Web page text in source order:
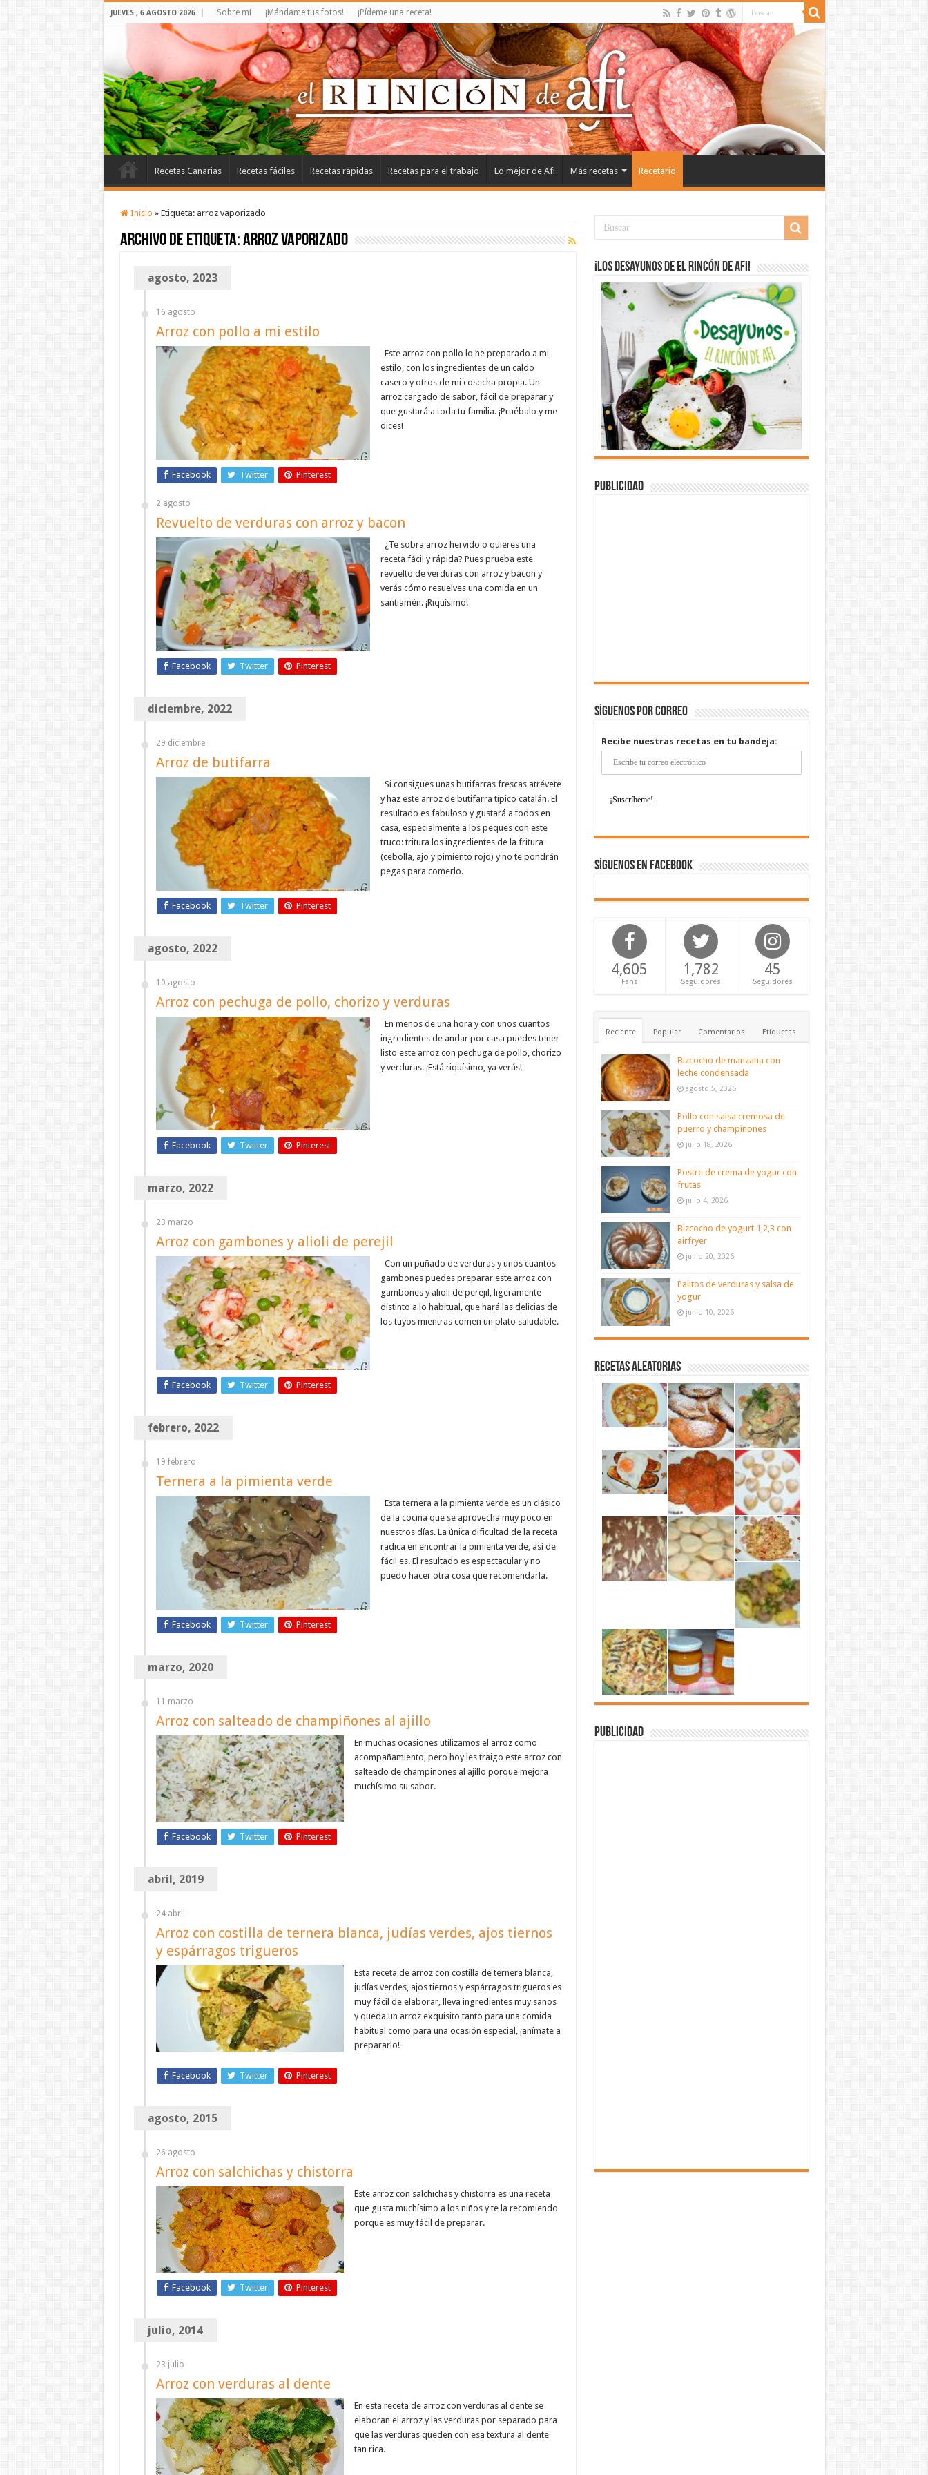
JUEVES , 6 AGOSTO 2026 Sobre mí ¡Mándame tus fotos! ¡Pídeme una receta!
Recetas Canarias Recetas fáciles Recetas rápidas Recetas para el trabajo Lo mejor de Afi Más recetas Recetario
Inicio » Etiqueta: arroz vaporizado
Archivo de etiqueta:arroz vaporizado
agosto, 2023
16 agosto
Arroz con pollo a mi estilo
Este arroz con pollo lo he preparado a mi
estilo, con los ingredientes de un caldo
casero y otros de mi cosecha propia. Un
arroz cargado de sabor, fácil de preparar y
que gustará a toda tu familia. ¡Pruébalo y me
dices!
Facebook Twitter Pinterest
2 agosto
Revuelto de verduras con arroz y bacon
¿Te sobra arroz hervido o quieres una
receta fácil y rápida? Pues prueba este
revuelto de verduras con arroz y bacon y
verás cómo resuelves una comida en un
santiamén. ¡Riquísimo!
Facebook Twitter Pinterest
diciembre, 2022
29 diciembre
Arroz de butifarra
Si consigues unas butifarras frescas atrévete
y haz este arroz de butifarra típico catalán. El
resultado es fabuloso y gustará a todos en
casa, especialmente a los peques con este
truco: tritura los ingredientes de la fritura
(cebolla, ajo y pimiento rojo) y no te pondrán
pegas para comerlo.
Facebook Twitter Pinterest
agosto, 2022
10 agosto
Arroz con pechuga de pollo, chorizo y verduras
En menos de una hora y con unos cuantos
ingredientes de andar por casa puedes tener
listo este arroz con pechuga de pollo, chorizo
y verduras. ¡Está riquísimo, ya verás!
Facebook Twitter Pinterest
marzo, 2022
23 marzo
Arroz con gambones y alioli de perejil
Con un puñado de verduras y unos cuantos
gambones puedes preparar este arroz con
gambones y alioli de perejil, ligeramente
distinto a lo habitual, que hará las delicias de
los tuyos mientras comen un plato saludable.
Facebook Twitter Pinterest
febrero, 2022
19 febrero
Ternera a la pimienta verde
Esta ternera a la pimienta verde es un clásico
de la cocina que se aprovecha muy poco en
nuestros días. La única dificultad de la receta
radica en encontrar la pimienta verde, así de
fácil es. El resultado es espectacular y no
puedo hacer otra cosa que recomendarla.
Facebook Twitter Pinterest
marzo, 2020
11 marzo
Arroz con salteado de champiñones al ajillo
En muchas ocasiones utilizamos el arroz como
acompañamiento, pero hoy les traigo este arroz con
salteado de champiñones al ajillo porque mejora
muchísimo su sabor.
Facebook Twitter Pinterest
abril, 2019
24 abril
Arroz con costilla de ternera blanca, judías verdes, ajos tiernos
y espárragos trigueros
Esta receta de arroz con costilla de ternera blanca,
judías verdes, ajos tiernos y espárragos trigueros es
muy fácil de elaborar, lleva ingredientes muy sanos
y queda un arroz exquisito tanto para una comida
habitual como para una ocasión especial, ¡anímate a
prepararlo!
Facebook Twitter Pinterest
agosto, 2015
26 agosto
Arroz con salchichas y chistorra
Este arroz con salchichas y chistorra es una receta
que gusta muchísimo a los niños y te la recomiendo
porque es muy fácil de preparar.
Facebook Twitter Pinterest
julio, 2014
23 julio
Arroz con verduras al dente
En esta receta de arroz con verduras al dente se
elaboran el arroz y las verduras por separado para
que las verduras queden con esa textura al dente
tan rica.
¡Los desayunos de El Rincón de Afi!
Publicidad
Síguenos por correo
Recibe nuestras recetas en tu bandeja:
Síguenos en Facebook
4,605
Fans
1,782
Seguidores
45
Seguidores
Reciente Popular Comentarios Etiquetas
Bizcocho de manzana con
leche condensada
agosto 5, 2026
Pollo con salsa cremosa de
puerro y champiñones
julio 18, 2026
Postre de crema de yogur con
frutas
julio 4, 2026
Bizcocho de yogurt 1,2,3 con
airfryer
junio 20, 2026
Palitos de verduras y salsa de
yogur
junio 10, 2026
Recetas aleatorias
Publicidad